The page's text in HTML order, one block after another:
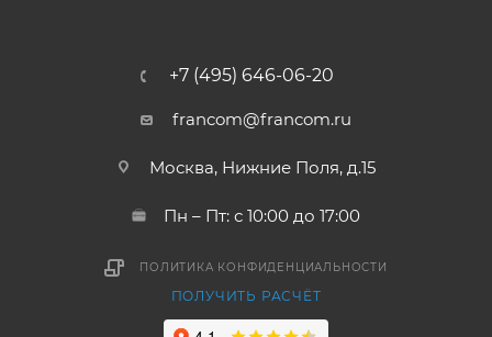
+7 (495) 646-06-20
francom@francom.ru
Москва, Нижние Поля, д.15
Пн – Пт: с 10:00 до 17:00
ПОЛИТИКА КОНФИДЕНЦИАЛЬНОСТИ
ПОЛУЧИТЬ РАСЧЁТ